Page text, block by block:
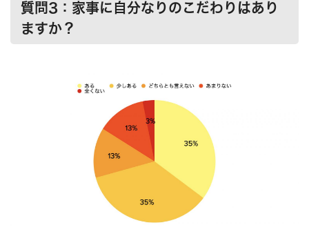
質問3：家事に自分なりのこだわりはあり
ますか？